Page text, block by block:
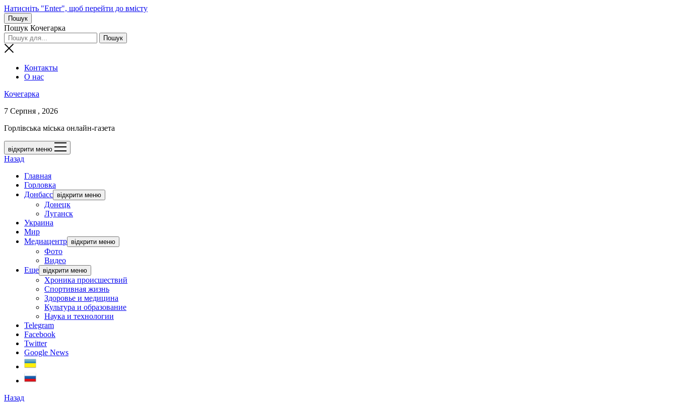
Натисніть "Enter", щоб перейти до вмісту
Пошук
Пошук Кочегарка
Контакты
О нас
Кочегарка
7 Серпня , 2026
Горлівська міська онлайн-газета
відкрити меню
Назад
Главная
Горловка
Донбасс відкрити меню
Донецк
Луганск
Украина
Мир
Медиацентр відкрити меню
Фото
Видео
Еще відкрити меню
Хроника происшествий
Спортивная жизнь
Здоровье и медицина
Культура и образование
Наука и технологии
Telegram
Facebook
Twitter
Google News
Назад